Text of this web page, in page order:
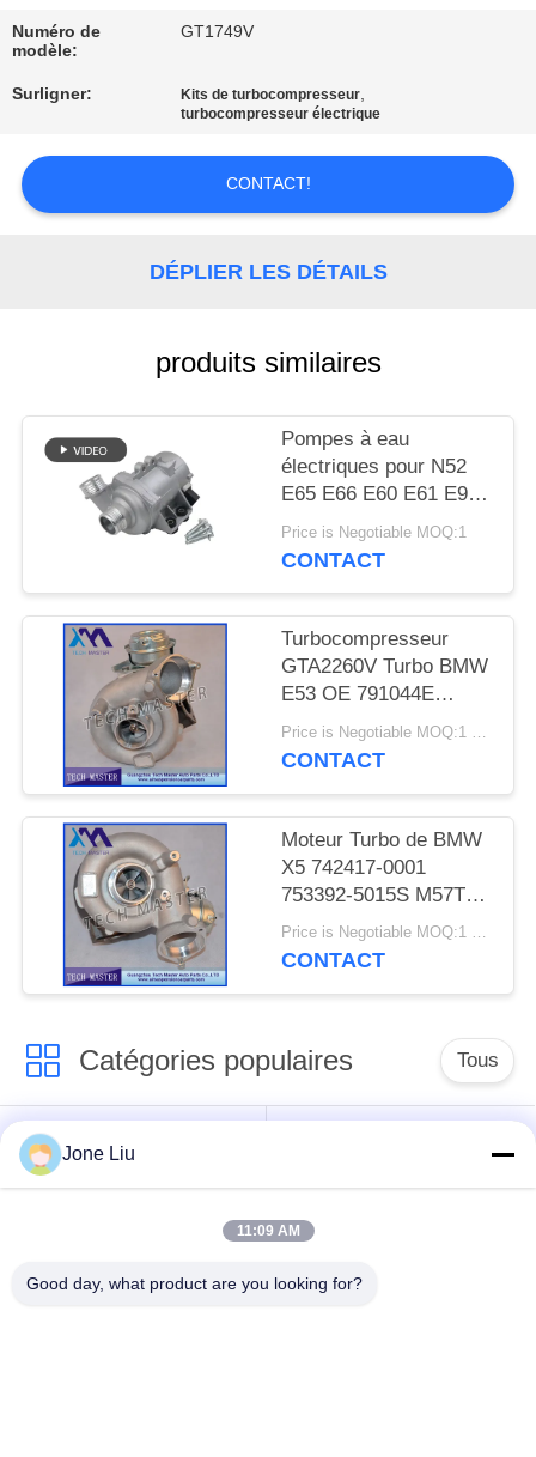
CONTRÔLE
DE
NOUS
UN DEVIS
PLAN
SITE
INTIMITÉ
POLITIQUE
Numéro de
modèle:
GT1749V
Surligner: Kits de turbocompresseur,
turbocompresseur électrique
CONTACT!
DÉPLIER LES DÉTAILS
produits similaires
Pompes à eau
électriques pour N52
E65 E66 E60 E61 E90
E91
Price is Negotiable MOQ:1
CONTACT
Turbocompresseur
GTA2260V Turbo BMW
E53 OE 791044E
7791046F de moteur de
MT57TU
Price is Negotiable MOQ:1 pcs
CONTACT
Moteur Turbo de BMW
X5 742417-0001
753392-5015S M57TU
de turbocompresseur
de GT2260V
Price is Negotiable MOQ:1 pcs
CONTACT
Catégories populaires Tous
Choc de suspension
d'air
benz
pièces de suspension
Jone Liu
11:09 AM
Good day, what product are you looking for?